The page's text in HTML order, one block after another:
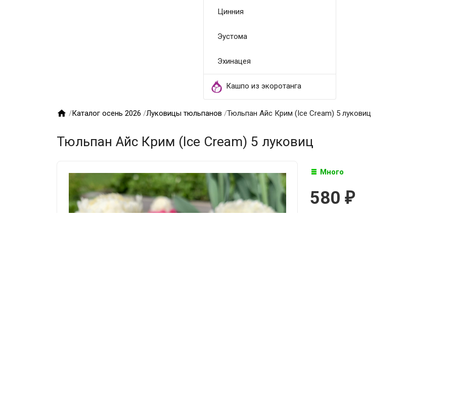
Цинния
Эустома
Эхинацея
Кашпо из экоротанга
 /Каталог осень 2026 /Луковицы тюльпанов /Тюльпан Айс Крим (Ice Cream) 5 луковиц
Тюльпан Айс Крим (Ice Cream) 5 луковиц
Много
580 ₽